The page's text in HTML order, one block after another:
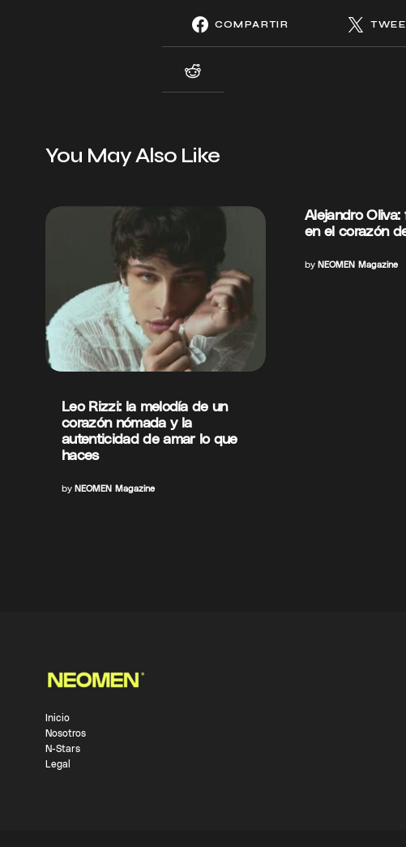
COMPARTIR
You May Also Like
Leo Rizzi: la melodía de un
corazón nómada y la
autenticidad de amar lo que
haces
by NEOMEN Magazine
Alejandro
en el corazón
by NEOMEN Magazine
Inicio
Nosotros
N-Stars
Legal